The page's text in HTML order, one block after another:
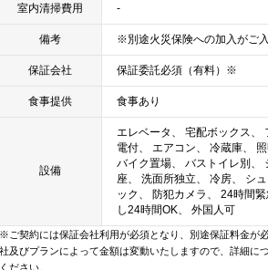
室内清掃費用 -
備考 ※別途火災保険への加入がご
保証会社 保証委託必須（有料）※
食事提供 食事あり
設備
エレベータ、 宅配ボックス、
電付、 エアコン、 冷蔵庫、
バイク置場、 バストイレ別、
座、 洗面所独立、 冷房、 シ
ック、 防犯カメラ、 24時間
し24時間OK、 外国人可
※ご契約には保証会社利用が必須となり、別途保証料金が
社及びプランによって金額は変動いたしますので、詳細に
ください。